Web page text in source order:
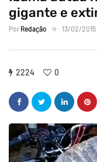
gigante e
Por Redação 13/02/2015
2224 0